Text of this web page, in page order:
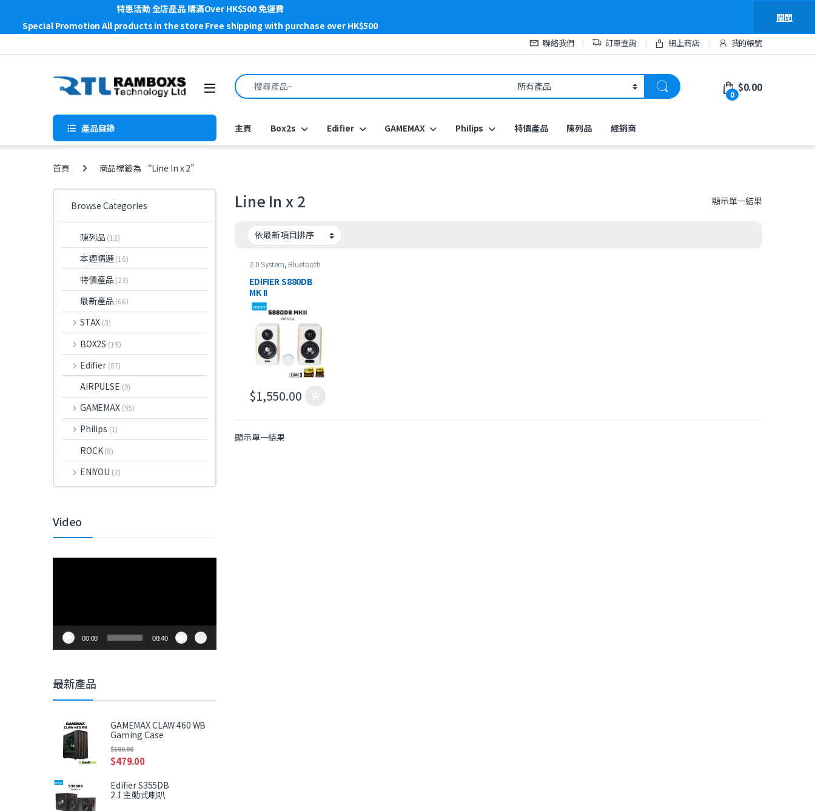
特惠活動 全店產品 購滿Over HK$500 免運費
Special Promotion All products in the store Free shipping with purchase over HK$500
關閉
Skip to navigation
Skip to content 聯絡我們 訂單查詢 網上商店 我的帳號
Open Search for:
0
$0.00
產品目錄 主頁 Box2s Edifier GAMEMAX Philips 特價產品 陳列品 經銷商
首頁 商品標籤為 “Line In x 2”
Line In x 2 顯示單一結果
2.0 System, Bluetooth
Speaker Edifier
EDIFIER S880DB
MK II
2.0 Speaker
System
$1,550.00
顯示單一結果
Browse Categories
陳列品 (12)
本週精選(16)
特價產品 (23)
最新產品 (66)
STAX (3)
BOX2S (19)
Edifier (87)
AIRPULSE (9)
GAMEMAX (95)
Philips (1)
ROCK(8)
ENIYOU (2)
Video
00:00 08:40
最新產品
GAMEMAX CLAW 460 WB
Gaming Case
$479.00
$580.00
Edifier S355DB
2.1 主動式喇叭